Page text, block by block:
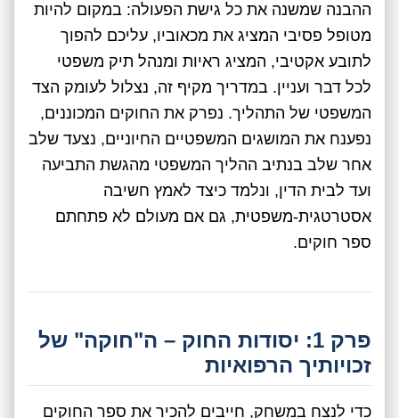
ההבנה שמשנה את כל גישת הפעולה: במקום להיות
מטופל פסיבי המציג את מכאוביו, עליכם להפוך
לתובע אקטיבי, המציג ראיות ומנהל תיק משפטי
לכל דבר ועניין. במדריך מקיף זה, נצלול לעומק הצד
המשפטי של התהליך. נפרק את החוקים המכוננים,
נפענח את המושגים המשפטיים החיוניים, נצעד שלב
אחר שלב בנתיב ההליך המשפטי מהגשת התביעה
ועד לבית הדין, ונלמד כיצד לאמץ חשיבה
אסטרטגית-משפטית, גם אם מעולם לא פתחתם
ספר חוקים.
פרק 1: יסודות החוק – ה"חוקה" של
זכויותיך הרפואיות
כדי לנצח במשחק, חייבים להכיר את ספר החוקים